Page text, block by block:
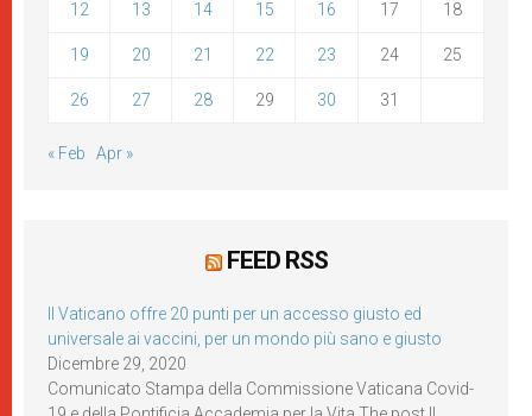
12 13 14 15 16 17 18
19 20 21 22 23 24 25
26 27 28 29 30 31
« Feb Apr »
FEED RSS
Il Vaticano offre 20 punti per un accesso giusto ed
universale ai vaccini, per un mondo più sano e giusto
Dicembre 29, 2020
Comunicato Stampa della Commissione Vaticana Covid-